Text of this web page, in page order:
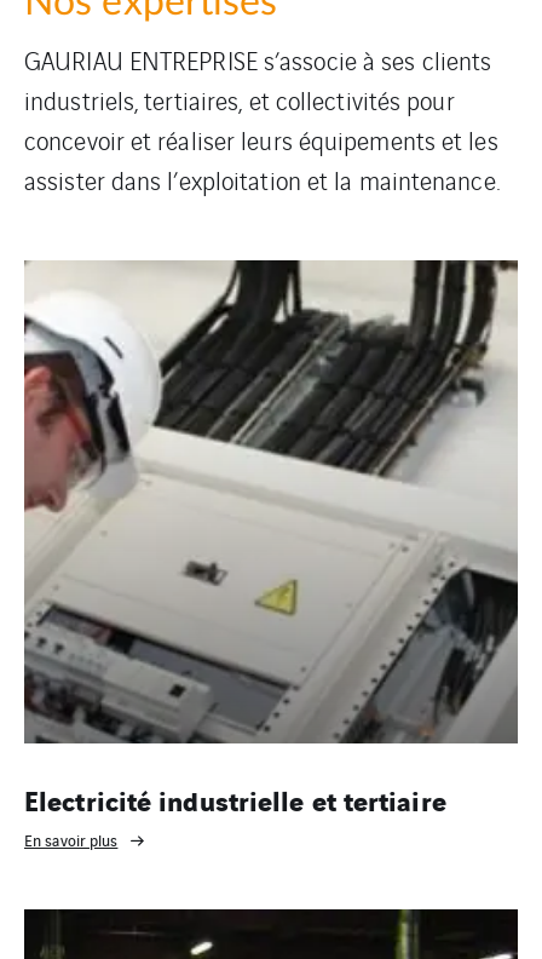
GAURIAU ENTREPRISE s’associe à ses clients
industriels, tertiaires, et collectivités pour
concevoir et réaliser leurs équipements et les
assister dans l’exploitation et la maintenance.
Electricité industrielle et tertiaire
En savoir plus